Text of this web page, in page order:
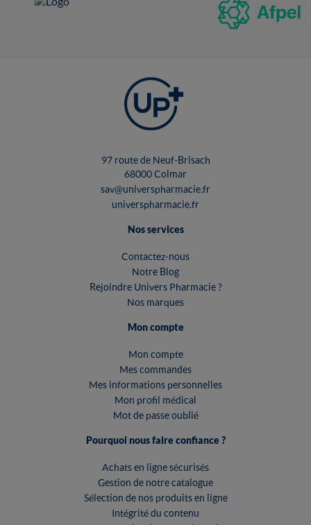
97 route de Neuf-Brisach
68000 Colmar
sav@universpharmacie.fr
universpharmacie.fr
Nos services
Contactez-nous
Notre Blog
Rejoindre Univers Pharmacie ?
Nos marques
Mon compte
Mon compte
Mes commandes
Mes informations personnelles
Mon profil médical
Mot de passe oublié
Pourquoi nous faire confiance ?
Achats en ligne sécurisés
Gestion de notre catalogue
Sélection de nos produits en ligne
Intégrité du contenu